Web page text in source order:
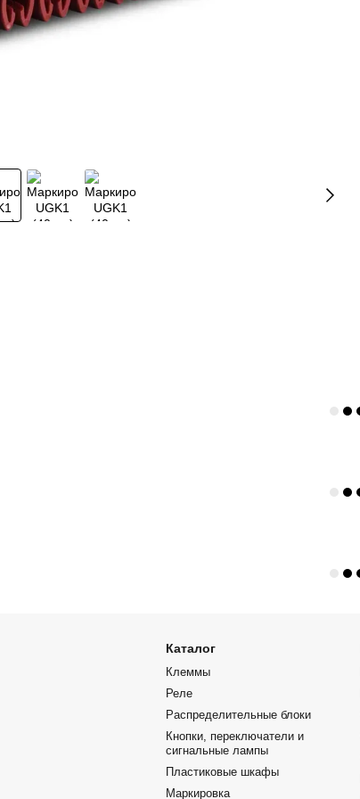
Каталог
Клеммы
Реле
Распределительные блоки
Кнопки, переключатели и
сигнальные лампы
Пластиковые шкафы
Маркировка